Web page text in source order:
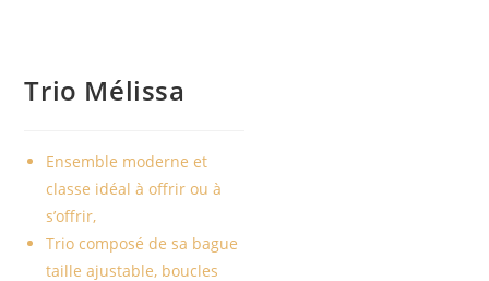
Trio Mélissa
Ensemble moderne et
classe idéal à offrir ou à
s’offrir,
Trio composé de sa bague
taille ajustable, boucles